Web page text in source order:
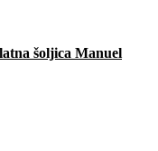
šoljica Manuel